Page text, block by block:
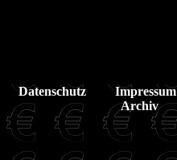
Datenschutz Impressum
Archiv